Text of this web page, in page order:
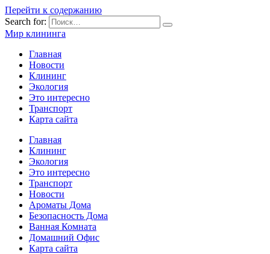
Перейти к содержанию
Search for:
Мир клининга
Главная
Новости
Клининг
Экология
Это интересно
Транспорт
Карта сайта
Главная
Клининг
Экология
Это интересно
Транспорт
Новости
Ароматы Дома
Безопасность Дома
Ванная Комната
Домашний Офис
Карта сайта